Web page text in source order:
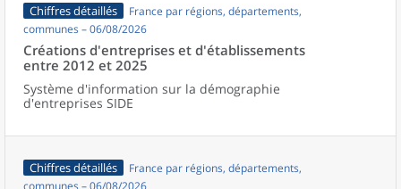
Chiffres détaillés
France par régions, départements,
communes – 06/08/2026
Créations d'entreprises et d'établissements
entre 2012 et 2025
Système d'information sur la démographie
d'entreprises SIDE
Chiffres détaillés
France par régions, départements,
communes – 06/08/2026